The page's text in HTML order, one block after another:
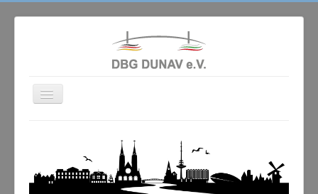
Превключи
навигация
Сдружението
Училище